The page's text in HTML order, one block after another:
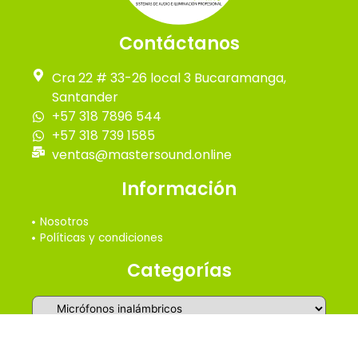
Contáctanos
Cra 22 # 33-26 local 3 Bucaramanga,
Santander
+57 318 7896 544
+57 318 739 1585
ventas@mastersound.online
Información
Nosotros
Políticas y condiciones
Categorías